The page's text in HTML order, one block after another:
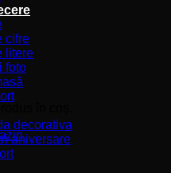
în coș.
cifre
litere
foto
decorativa
aniversare